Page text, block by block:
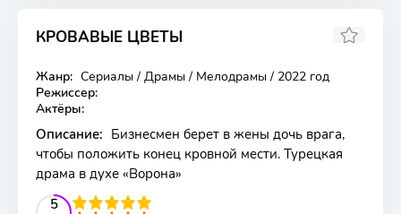
КРОВАВЫЕ ЦВЕТЫ
434 серия
Жанр: Сериалы / Драмы / Мелодрамы / 2022 год
Режиссер:
Актёры:
Описание: Бизнесмен берет в жены дочь врага,
чтобы положить конец кровной мести. Турецкая
драма в духе «Ворона»
5
4 5